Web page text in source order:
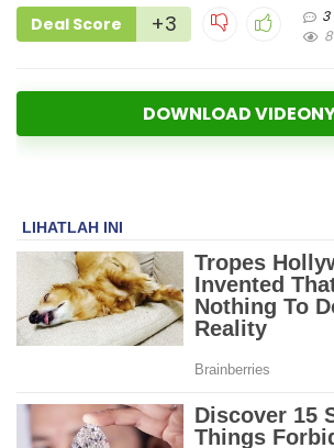
Deal Score +3
3
DOWNLOAD